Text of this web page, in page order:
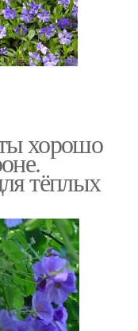
хорошо
тёплых